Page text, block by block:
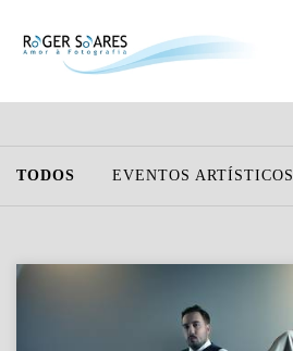
TODOS EVENTOS ARTÍSTICOS